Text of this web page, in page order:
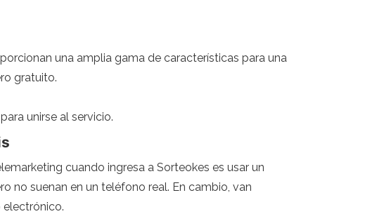
una amplia gama de características para una
gratuito.
unirse al servicio.
cuando ingresa a Sorteokes es usar un
no suenan en un teléfono real. En cambio, van